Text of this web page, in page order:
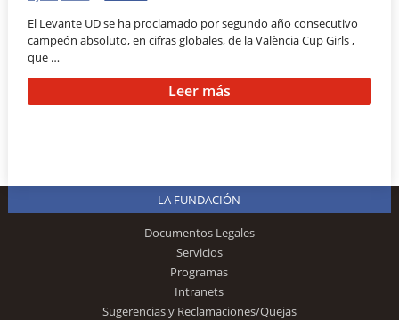
El Levante UD se ha proclamado por segundo año consecutivo
campeón absoluto, en cifras globales, de la València Cup Girls ,
que …
Leer más
LA FUNDACIÓN
Documentos Legales
Servicios
Programas
Intranets
Sugerencias y Reclamaciones/Quejas